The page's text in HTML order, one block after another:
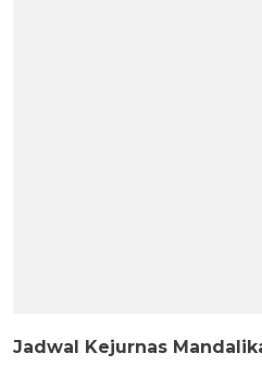
Jadwal Kejurnas